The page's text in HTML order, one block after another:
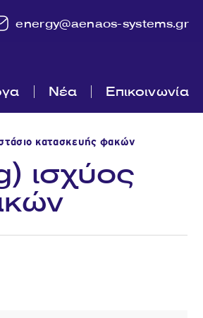
energy@aenaos-systems.gr
Νέα Επικοινωνία
κατασκευής φακών
ισχύος